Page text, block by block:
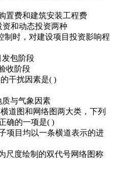
置费和建筑安装工程费
和动态投资两种
制时，对建设项目投资影响程
包阶段
收阶段
干扰因素是( )
与气象因素
道图和网络图两大类，下列
确的一项是( )
项目均以一条横道表示的进
尺度绘制的双代号网络图称